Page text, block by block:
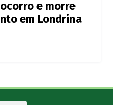
e morre
em Londrina